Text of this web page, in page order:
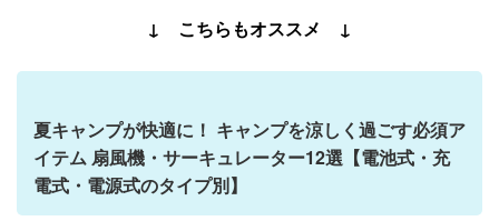
↓ こちらもオススメ ↓
夏キャンプが快適に！ キャンプを涼しく過ごす必須ア
イテム 扇風機・サーキュレーター12選【電池式・充
電式・電源式のタイプ別】